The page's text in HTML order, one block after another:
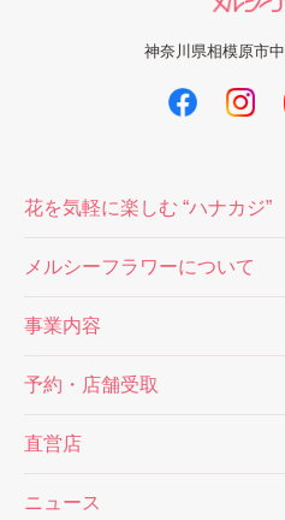
神奈川県相模原市
花を気軽に楽しむ “ハナカジ”
メルシーフラワーについて
事業内容
予約・店舗受取
直営店
ニュース